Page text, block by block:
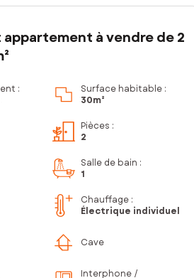
à vendre de 2
:
Surface habitable :
30m²
Pièces :
2
Salle de bain :
1
Chauffage :
Électrique individuel
Cave
Interphone /